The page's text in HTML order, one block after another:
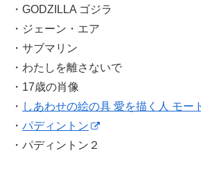
・GODZILLA ゴジラ
・ジェーン・エア
・サブマリン
・わたしを離さないで
・17歳の肖像
・ しあわせの絵の具 愛を描く人 モー
・ パディントン
・パディントン２